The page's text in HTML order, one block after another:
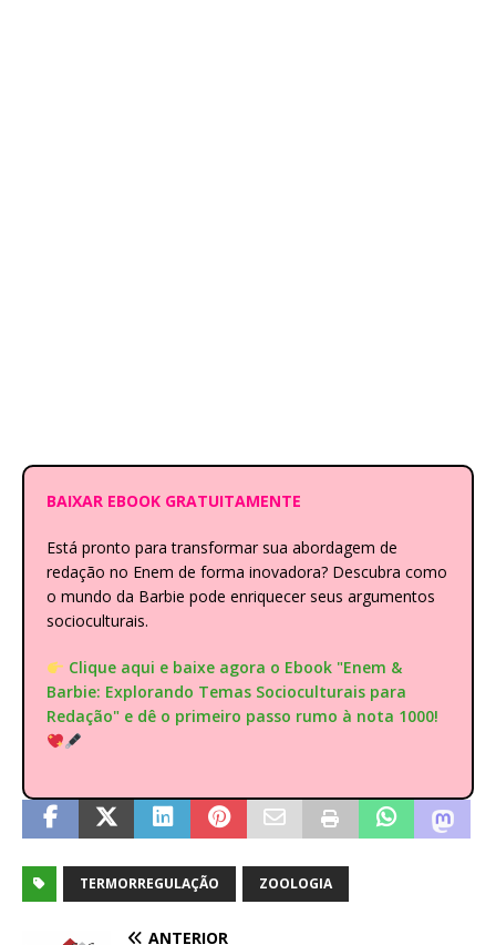
BAIXAR EBOOK GRATUITAMENTE
Está pronto para transformar sua abordagem de
redação no Enem de forma inovadora? Descubra como
o mundo da Barbie pode enriquecer seus argumentos
socioculturais.
Clique aqui e baixe agora o Ebook "Enem &
Barbie: Explorando Temas Socioculturais para
Redação" e dê o primeiro passo rumo à nota 1000!
TERMORREGULAÇÃO ZOOLOGIA
ANTERIOR